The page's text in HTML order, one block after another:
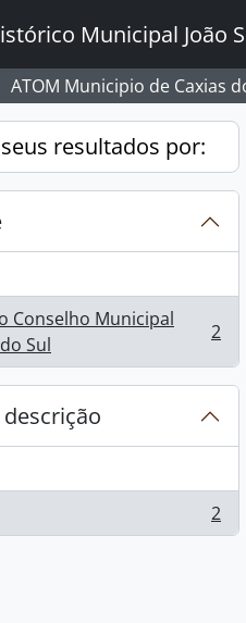
Municipal João
ATOM Municipio de Caxias
resultados por:
Conselho Municipal
Sul
2
2